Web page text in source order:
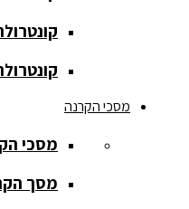
שקועים
סאביםמסכי הקרנה
מסכי
מסך הקרנה